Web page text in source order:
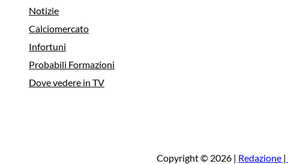
Notizie
Calciomercato
Infortuni
Probabili Formazioni
Dove vedere in TV
Copyright © 2026 | Redazione |